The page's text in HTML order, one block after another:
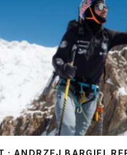
: ANDRZEJ BARGIEL